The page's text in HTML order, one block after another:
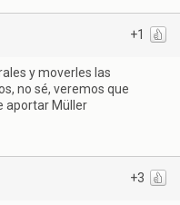
+1
y moverles las
no sé, veremos que
aportar Müller
+3